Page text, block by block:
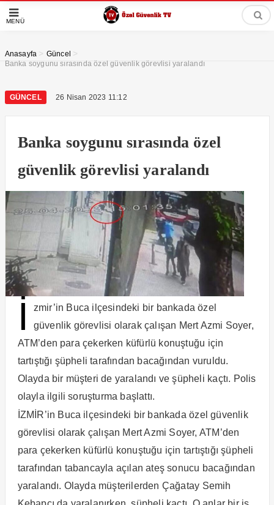
MENÜ
Anasayfa > Güncel >
Banka soygunu sırasında özel güvenlik görevlisi yaralandı
GÜNCEL 26 Nisan 2023 11:12
Banka soygunu sırasında özel
güvenlik görevlisi yaralandı
İ
zmir’in Buca ilçesindeki bir bankada özel
güvenlik görevlisi olarak çalışan Mert Azmi Soyer,
ATM’den para çekerken küfürlü konuştuğu için
tartıştığı şüpheli tarafından bacağından vuruldu.
Olayda bir müşteri de yaralandı ve şüpheli kaçtı. Polis
olayla ilgili soruşturma başlattı.
İZMİR’in Buca ilçesindeki bir bankada özel güvenlik
görevlisi olarak çalışan Mert Azmi Soyer, ATM’den
para çekerken küfürlü konuştuğu için tartıştığı şüpheli
tarafından tabancayla açılan ateş sonucu bacağından
yaralandı. Olayda müşterilerden Çağatay Semih